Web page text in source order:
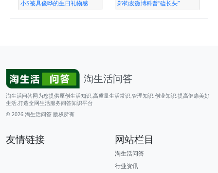
小S被具俊晔的生日礼物感 郑钧发微博科普“磕长头”
淘生活问答
淘生活问答网为您提供原创生活知识,高质量生活常识,管理知识,创业知识,提高健康美好
生活,打造全网生活服务问答知识平台
© 2026 淘生活问答 版权所有
友情链接 网站栏目
淘生活问答
行业资讯